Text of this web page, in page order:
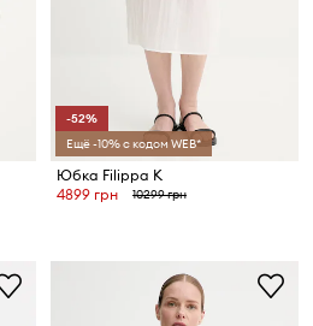
-52%
Ещё -10% с кодом WEB*
Юбка Filippa K
4899 грн
10299 грн